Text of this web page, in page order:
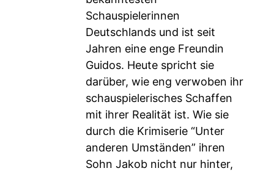
Schauspielerinnen
Deutschlands und ist seit
Jahren eine enge Freundin
Guidos. Heute spricht sie
darüber, wie eng verwoben ihr
schauspielerisches Schaffen
mit ihrer Realität ist. Wie sie
durch die Krimiserie “Unter
anderen Umständen” ihren
Sohn Jakob nicht nur hinter,